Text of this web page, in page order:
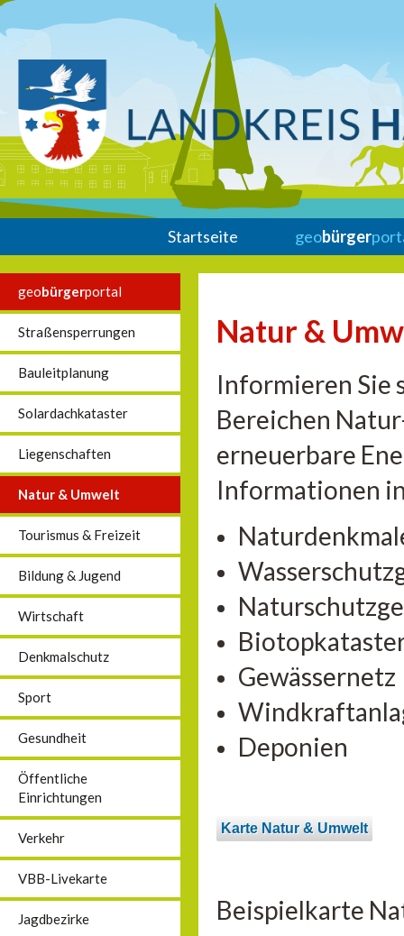
Startseite geobürger
geobürgerportal
Straßensperrungen
Bauleitplanung
Solardachkataster
Liegenschaften
Natur & Umwelt
Tourismus & Freizeit
Bildung & Jugend
Wirtschaft
Denkmalschutz
Sport
Gesundheit
Öffentliche
Einrichtungen
Verkehr
VBB-Livekarte
Jagdbezirke
Natur &
Informieren Sie
Bereichen
erneuerbare
Informationen
Gewässernetz
Deponien
Karte Natur & Umwelt
Beispielkarte